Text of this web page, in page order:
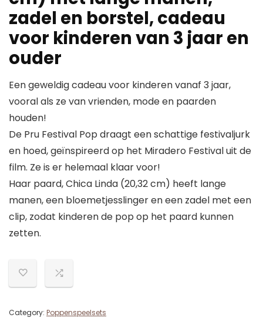
zadel en borstel, cadeau
voor kinderen van 3 jaar en
ouder
Een geweldig cadeau voor kinderen vanaf 3 jaar,
vooral als ze van vrienden, mode en paarden
houden!
De Pru Festival Pop draagt een schattige festivaljurk
en hoed, geïnspireerd op het Miradero Festival uit de
film. Ze is er helemaal klaar voor!
Haar paard, Chica Linda (20,32 cm) heeft lange
manen, een bloemetjesslinger en een zadel met een
clip, zodat kinderen de pop op het paard kunnen
zetten.
Category: Poppenspeelsets